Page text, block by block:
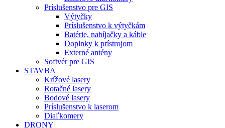
Príslušenstvo pre GIS
Výtyčky
Príslušenstvo k výtyčkám
Batérie, nabíjačky a káble
Doplnky k prístrojom
Externé antény
Softvér pre GIS
STAVBA
Krížové lasery
Rotačné lasery
Bodové lasery
Príslušenstvo k laserom
Diaľkomery
DRONY